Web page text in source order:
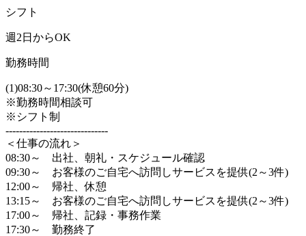
シフト
週2日からOK
勤務時間
(1)08:30～17:30(休憩60分)
※勤務時間相談可
※シフト制
------------------------------
＜仕事の流れ＞
08:30～ 出社、朝礼・スケジュール確認
09:30～ お客様のご自宅へ訪問しサービスを提供(2～3件)
12:00～ 帰社、休憩
13:15～ お客様のご自宅へ訪問しサービスを提供(2～3件)
17:00～ 帰社、記録・事務作業
17:30～ 勤務終了